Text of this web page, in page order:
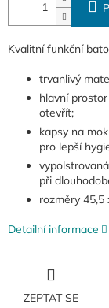
Kvalitní funkční
trvanlivý
hlavní
otevřít;
kapsy na
pro lepší
při
rozměry 45,5
Detailní informace
ZEPTAT SE